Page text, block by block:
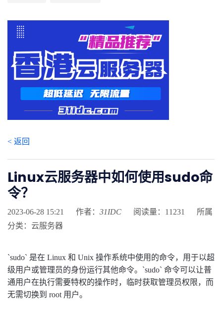
< 返回
Linux云服务器中如何使用sudo命
令？
2023-06-28 15:21 作者： 31IDC 阅读量：11231
所属
分类：云服务器
`sudo` 是在 Linux 和 Unix 操作系统中使用的命令，用于以超
级用户或管理员的身份运行其他命令。`sudo` 命令可以让普
通用户在执行需要特权的操作时，临时获取管理员权限，而
无需切换到 root 用户。